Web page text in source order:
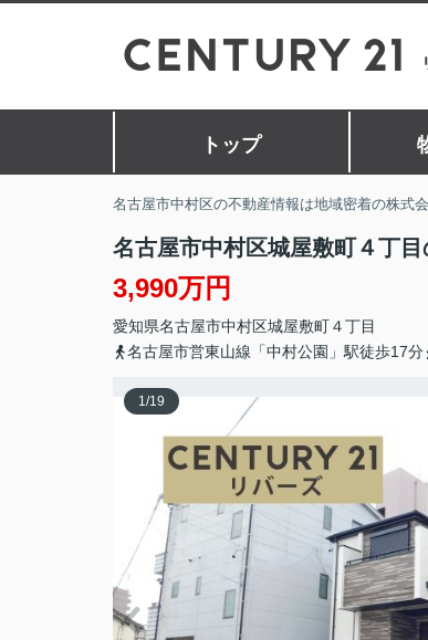
トップ
名古屋市中村区の不動産情報は地域密着の株式
名古屋市中村区城屋敷町４丁
3,990万円
愛知県名古屋市中村区城屋敷町４丁目
名古屋市営東山線「中村公園」駅徒歩17分
1/19